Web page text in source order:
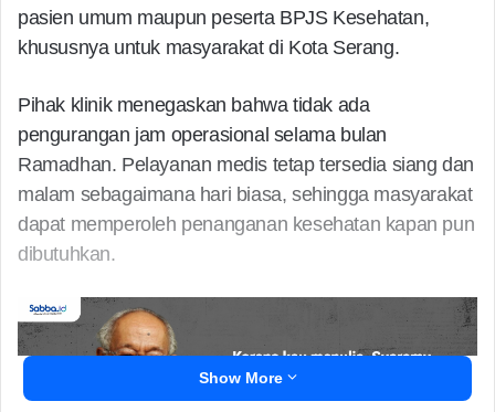
pasien umum maupun peserta BPJS Kesehatan,
khususnya untuk masyarakat di Kota Serang.
Pihak klinik menegaskan bahwa tidak ada
pengurangan jam operasional selama bulan
Ramadhan. Pelayanan medis tetap tersedia siang dan
malam sebagaimana hari biasa, sehingga masyarakat
dapat memperoleh penanganan kesehatan kapan pun
dibutuhkan.
Show More